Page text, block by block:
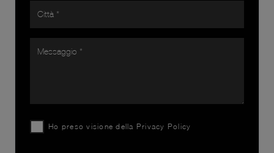
Ho preso visione della Privacy Policy